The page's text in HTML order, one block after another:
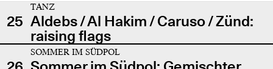
25
TANZ
Aldebs / Al Hakim / Caruso / Zünd:
raising flags
SOMMER IM SÜDPOL